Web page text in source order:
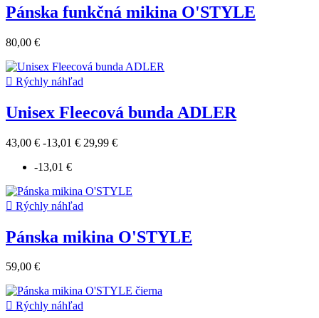
Pánska funkčná mikina O'STYLE
80,00 €
 Rýchly náhľad
Unisex Fleecová bunda ADLER
43,00 € -13,01 € 29,99 €
-13,01 €
 Rýchly náhľad
Pánska mikina O'STYLE
59,00 €
 Rýchly náhľad